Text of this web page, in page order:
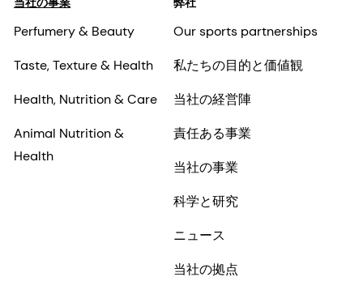
Perfumery & Beauty
Taste, Texture & Health
Health, Nutrition & Care
Animal Nutrition &
Health
Our sports partnerships
私たちの目的と価値観
当社の経営陣
責任ある事業
当社の事業
科学と研究
ニュース
当社の拠点